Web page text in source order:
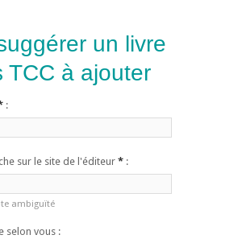
un livre
TCC à ajouter
:
sur le site de l'éditeur * :
ambiguïté
selon vous :